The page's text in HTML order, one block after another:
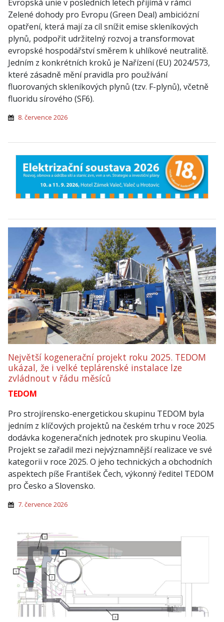
Evropská unie v posledních letech přijímá v rámci
Zelené dohody pro Evropu (Green Deal) ambiciózní
opatření, která mají za cíl snížit emise skleníkových
plynů, podpořit udržitelný rozvoj a transformovat
evropské hospodářství směrem k uhlíkové neutralitě.
Jedním z konkrétních kroků je Nařízení (EU) 2024/573,
které zásadně mění pravidla pro používání
fluorovaných skleníkových plynů (tzv. F-plynů), včetně
fluoridu sírového (SF6).
8. července 2026
Největší kogenerační projekt roku 2025. TEDOM
ukázal, že i velké teplárenské instalace lze
zvládnout v řádu měsíců
TEDOM
Pro strojírensko-energetickou skupinu TEDOM byla
jedním z klíčových projektů na českém trhu v roce 2025
dodávka kogeneračních jednotek pro skupinu Veolia.
Projekt se zařadil mezi nejvýznamnější realizace ve své
kategorii v roce 2025. O jeho technických a obchodních
aspektech píše František Čech, výkonný ředitel TEDOM
pro Česko a Slovensko.
7. července 2026